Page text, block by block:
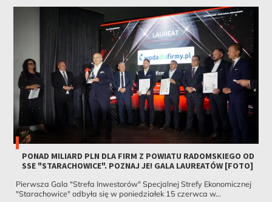
PONAD MILIARD PLN DLA FIRM Z POWIATU RADOMSKIEGO OD
SSE "STARACHOWICE". POZNAJ JE! GALA LAUREATÓW [FOTO]
Pierwsza Gala "Strefa Inwestorów" Specjalnej Strefy Ekonomicznej
"Starachowice" odbyła się w poniedziałek 15 czerwca w...